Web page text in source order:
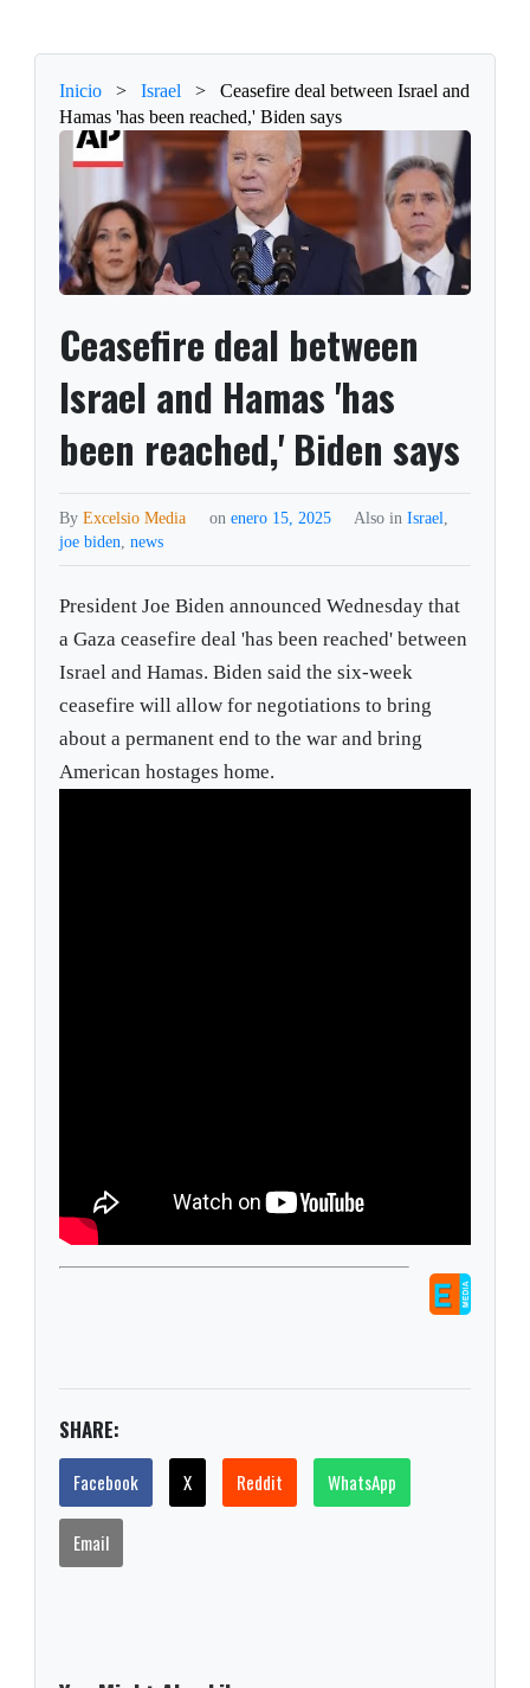
Inicio > Israel >
Ceasefire deal between Israel and
Hamas 'has been reached,' Biden says
Ceasefire deal between
Israel and Hamas 'has
been reached,' Biden says
ByExcelsio Media on enero 15, 2025 Also in Israel,
joe biden,news
President Joe Biden announced Wednesday that
a Gaza ceasefire deal 'has been reached' between
Israel and Hamas. Biden said the six-week
ceasefire will allow for negotiations to bring
about a permanent end to the war and bring
American hostages home.
SHARE:
Facebook X Reddit WhatsApp
Email